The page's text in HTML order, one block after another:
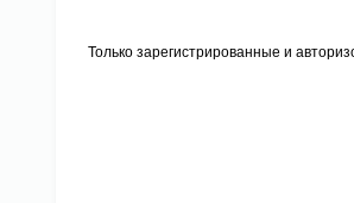
Только зарегистрированные и